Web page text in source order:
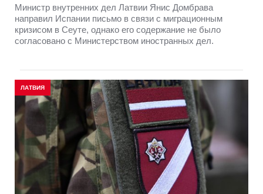
Министр внутренних дел Латвии Янис Домбрава
направил Испании письмо в связи с миграционным
кризисом в Сеуте, однако его содержание не было
согласовано с Министерством иностранных дел.
ЛАТВИЯ